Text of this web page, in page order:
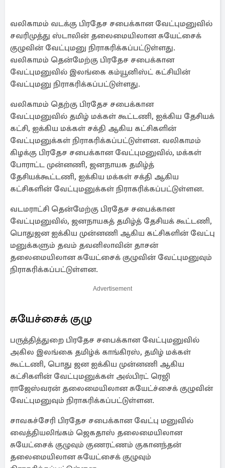
வலிகாமம் வடக்கு பிரதேச சபைக்கான வேட்புமனுவில்
சவரிமுத்து ஸ்டாலின் தலைமையிலான சுயேட்சைக்
குழுவின் வேட்புமனு நிராகரிக்கப்பட்டுள்ளது.
வலிகாமம் தென்மேற்கு பிரதேச சபைக்கான
வேட்புமனுவில் இலங்கை கம்யூனிஸ்ட் கட்சியின்
வேட்புமனு நிராகரிக்கப்பட்டுள்ளது.
வலிகாமம் தெற்கு பிரதேச சபைக்கான
வேட்புமனுவில் தமிழ் மக்கள் கூட்டணி, ஐக்கிய தேசியக்
கட்சி, ஐக்கிய மக்கள் சக்தி ஆகிய கட்சிகளின்
வேட்புமனுக்கள் நிராகரிக்கப்பட்டுள்ளன. வலிகாமம்
கிழக்கு பிரதேச சபைக்கான வேட்புமனுவில், மக்கள்
போராட்ட முன்னணி, ஜனநாயக தமிழ்த்
தேசியக்கூட்டணி, ஐக்கிய மக்கள் சக்தி ஆகிய
கட்சிகளின் வேட்புமனுக்கள் நிராகரிக்கப்பட்டுள்ளன.
வடமராட்சி தென்மேற்கு பிரதேச சபைக்கான
வேட்புமனுவில், ஜனநாயகத் தமிழ்த் தேசியக் கூட்டணி,
பொதுஜன ஐக்கிய முன்னணி ஆகிய கட்சிகளின் வேட்பு
மனுக்களும் தவம் தவனிலாவின் தாசன்
தலைமையிலான சுயேட்சைக் குழுவின் வேட்புமனுவும்
நிராகரிக்கப்பட்டுள்ளன.
Advertisement
சுயேச்சைக் குழு
பருத்தித்துறை பிரதேச சபைக்கான வேட்புமனுவில்
அகில இலங்கை தமிழ்க் காங்கிரஸ், தமிழ் மக்கள்
கூட்டணி, பொது ஜன ஐக்கிய முன்னணி ஆகிய
கட்சிகளின் வேட்புமனுக்கள் அல்பிரட் ரெஜி
ராஜேஸ்வரன் தலைமையிலான சுயேட்ச்சைக் குழுவின்
வேட்புமனுவும் நிராகரிக்கப்பட்டுள்ளன.
சாவகச்சேரி பிரதேச சபைக்கான வேட்பு மனுவில்
வைத்தியலிங்கம் ஜெகதாஸ் தலைமையிலான
சுயேட்சைக் குழுவும் குணரட்ணம் குகானந்தன்
தலைமையிலான சுயேட்சைக் குழுவும்